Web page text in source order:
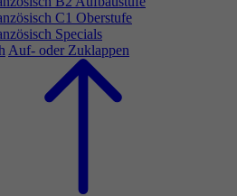
C1 Oberstufe
Specials
Auf- oder Zuklappen